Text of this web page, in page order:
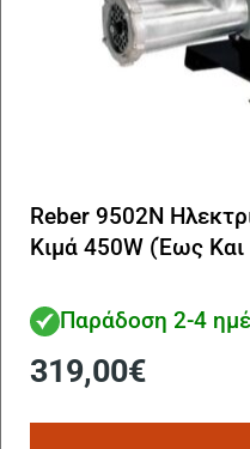
Reber 9502N
Κιμά 450W (Έως
Παράδοση 2-4
319,00€